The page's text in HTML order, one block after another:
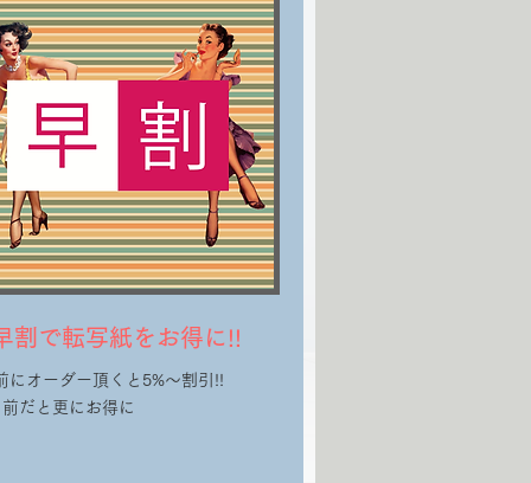
割で転写紙をお得に!!
にオーダー頂くと5%～割引!!
だと更にお得に